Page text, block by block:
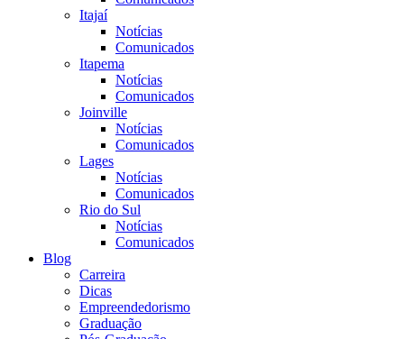
Itajaí
Notícias
Comunicados
Itapema
Notícias
Comunicados
Joinville
Notícias
Comunicados
Lages
Notícias
Comunicados
Rio do Sul
Notícias
Comunicados
Blog
Carreira
Dicas
Empreendedorismo
Graduação